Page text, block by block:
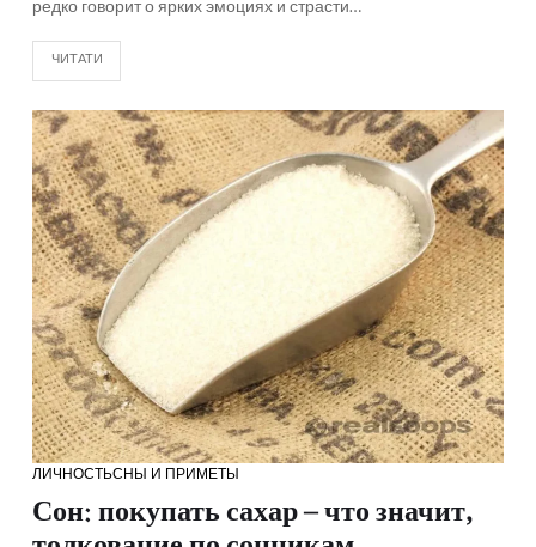
редко говорит о ярких эмоциях и страсти…
ЧИТАТИ
ЛИЧНОСТЬСНЫ И ПРИМЕТЫ
Сон: покупать сахар – что значит,